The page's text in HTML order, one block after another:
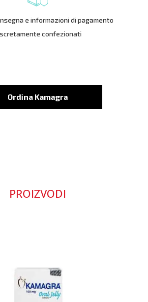
e informazioni di pagamento
confezionati
Ordina Kamagra
PROIZVODI